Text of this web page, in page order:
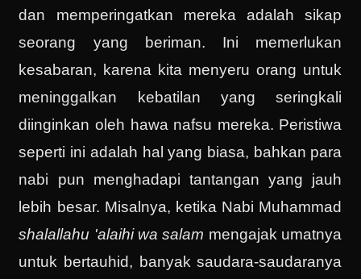
dan memperingatkan mereka adalah sikap
seorang yang beriman. Ini memerlukan
kesabaran, karena kita menyeru orang untuk
meninggalkan kebatilan yang seringkali
diinginkan oleh hawa nafsu mereka. Peristiwa
seperti ini adalah hal yang biasa, bahkan para
nabi pun menghadapi tantangan yang jauh
lebih besar. Misalnya, ketika Nabi Muhammad
shalallahu 'alaihi wa salam mengajak umatnya
untuk bertauhid, banyak saudara-saudaranya